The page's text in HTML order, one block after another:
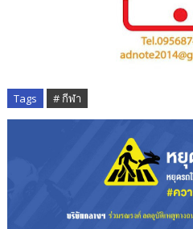
Tags # กีฬา